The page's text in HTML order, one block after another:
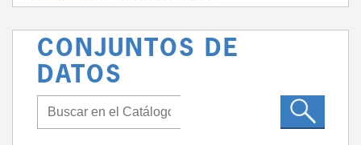
CONJUNTOS DE
DATOS